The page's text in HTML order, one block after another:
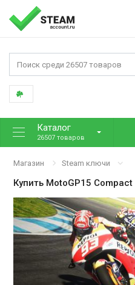
Каталог
26507 товаров
Магазин Steam ключи
Купить MotoGP15 Compact